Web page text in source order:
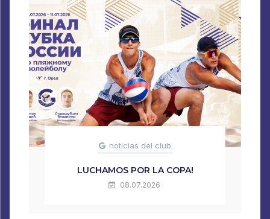
noticias del club
LUCHAMOS POR LA COPA!
08.07.2026